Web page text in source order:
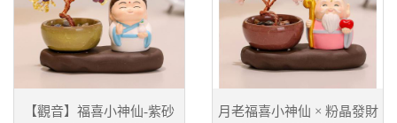
【觀音】福喜小神仙-紫砂
月老福喜小神仙 × 粉晶發財